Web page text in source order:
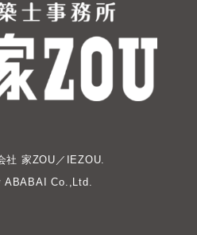
社 家ZOU／IEZOU.
ABABAI Co.,Ltd.